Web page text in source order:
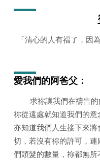
望
禱
(7
10
日
2022
年)
「清心的人有福了，因
愛我們的阿爸父：
求祢讓我們在禱告的
祢從遠處就知道我們的意
亦知道我們人生接下來
切，若沒有祢的許可，
們頭髮的數量，祢都無